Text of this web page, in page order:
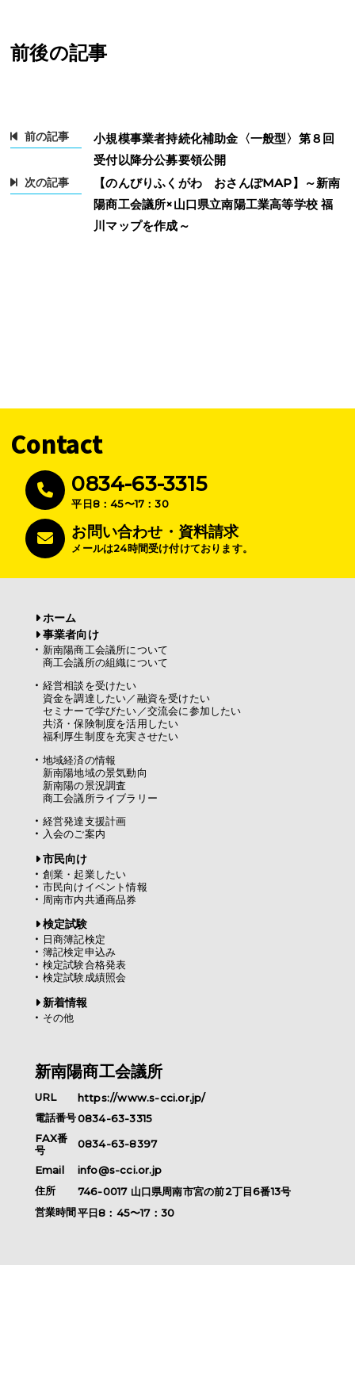
前後の記事
前の記事
小規模事業者持続化補助金〈一般型〉第８回
受付以降分公募要領公開
次の記事
【のんびりふくがわ おさんぽMAP】～新南
陽商工会議所×山口県立南陽工業高等学校 福
川マップを作成～
Contact
0834-63-3315
平日8：45〜17：30
お問い合わせ・資料請求
メールは24時間受け付けております。
ホーム
事業者向け
新南陽商工会議所について
商工会議所の組織について
経営相談を受けたい
資金を調達したい／融資を受けたい
セミナーで学びたい／交流会に参加したい
共済・保険制度を活用したい
福利厚生制度を充実させたい
地域経済の情報
新南陽地域の景気動向
新南陽の景況調査
商工会議所ライブラリー
経営発達支援計画
入会のご案内
市民向け
創業・起業したい
市民向けイベント情報
周南市内共通商品券
検定試験
日商簿記検定
簿記検定申込み
検定試験合格発表
検定試験成績照会
新着情報
その他
新南陽商工会議所
URL
https://www.s-cci.or.jp/
電話番号0834-63-3315
FAX番
号
0834-63-8397
Email
info@s-cci.or.jp
住所
746-0017山口県周南市宮の前2丁目6番13号
営業時間平日8：45〜17：30